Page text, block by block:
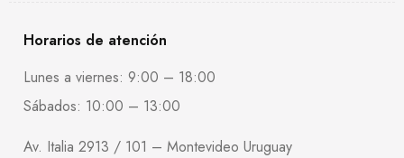
Horarios de atención
Lunes a viernes: 9:00 – 18:00
Sábados: 10:00 – 13:00
Av. Italia 2913 / 101 – Montevideo Uruguay